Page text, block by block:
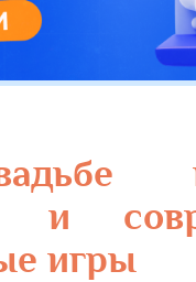
и
игры